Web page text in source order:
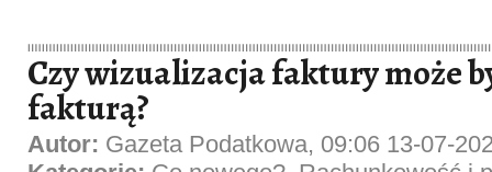
Czy wizualizacja faktury może
fakturą?
Autor: Gazeta Podatkowa, 09:06 13-07-